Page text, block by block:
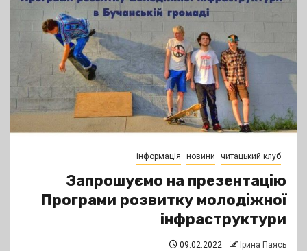
інформація новини читацький клуб
Запрошуємо на презентацію
Програми розвитку молодіжної
інфраструктури
09.02.2022 Ірина Паясь